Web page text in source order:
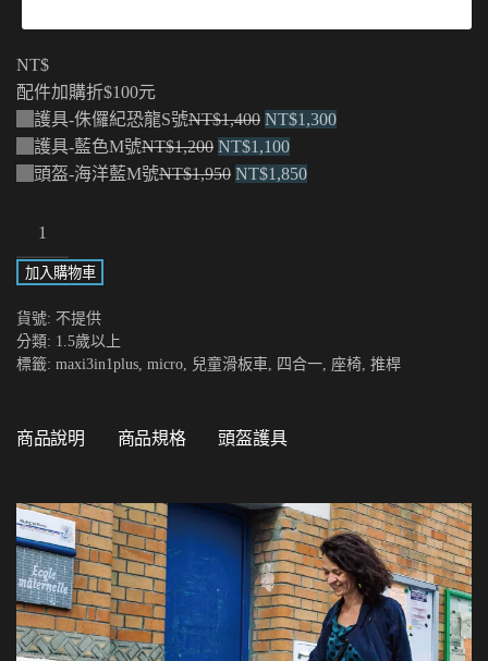
NT$
配件加購折$100元
護具-侏儸紀恐龍S號NT$1,400 原
始
價
NT$1,300目
護具-藍色M號NT$1,200 原
始
NT$1,100目
前
頭盔-海洋藍M號NT$1,950 原
NT$1,850目
Plus
量
加入購物車
貨號: 不提供
分類: 1.5歲以上
標籤: maxi3in1plus, micro, 兒童滑板車, 四合一, 座椅, 推桿
商品說明 商品規格 頭盔護具